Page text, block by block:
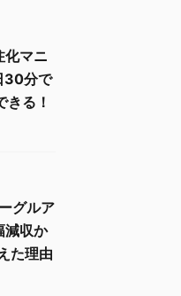
化マニ
30分で
きる！
グルア
減収か
た理由